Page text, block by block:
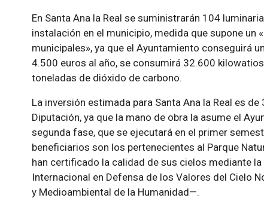
En Santa Ana la Real se suministrarán 104
instalación en el municipio, medida que supone un
municipales», ya que el Ayuntamiento conseguirá
4.500 euros al año, se consumirá 32.600
toneladas de dióxido de carbono.
La inversión estimada para Santa Ana la Real es
Diputación, ya que la mano de obra la asume el
segunda fase, que se ejecutará en el primer
beneficiarios son los pertenecientes al Parque
han certificado la calidad de sus cielos mediante la
Internacional en Defensa de los Valores del Cielo
y Medioambiental de la Humanidad—.